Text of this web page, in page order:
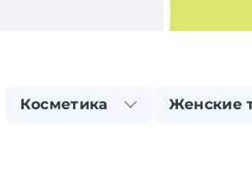
Косметика Женские